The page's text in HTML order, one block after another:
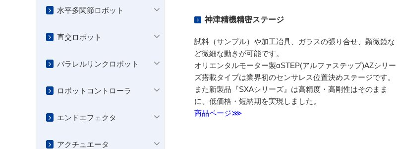
神津精機精密ステージ
試料（サンプル）や加工冶具、ガラスの張り合せ、顕微鏡な
ど微細な動きが可能です。
オリエンタルモーター製αSTEP(アルファステップ)AZシリー
ズ搭載タイプは業界初のセンサレス位置決めステージです。
また新製品『SXAシリーズ』は高精度・高剛性はそのまま
に、低価格・短納期を実現しました。
商品ページ⋙
水平多関節ロボット
直交ロボット
パラレルリンクロボット
ロボットコントローラ
エンドエフェクタ
アクチュエータ